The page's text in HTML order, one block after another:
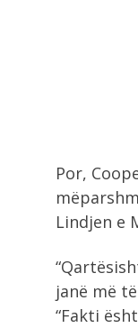
Por,
Lindjen e
janë më
“Fakti